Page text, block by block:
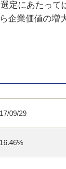
定にあたって
企業価値の増
09/29